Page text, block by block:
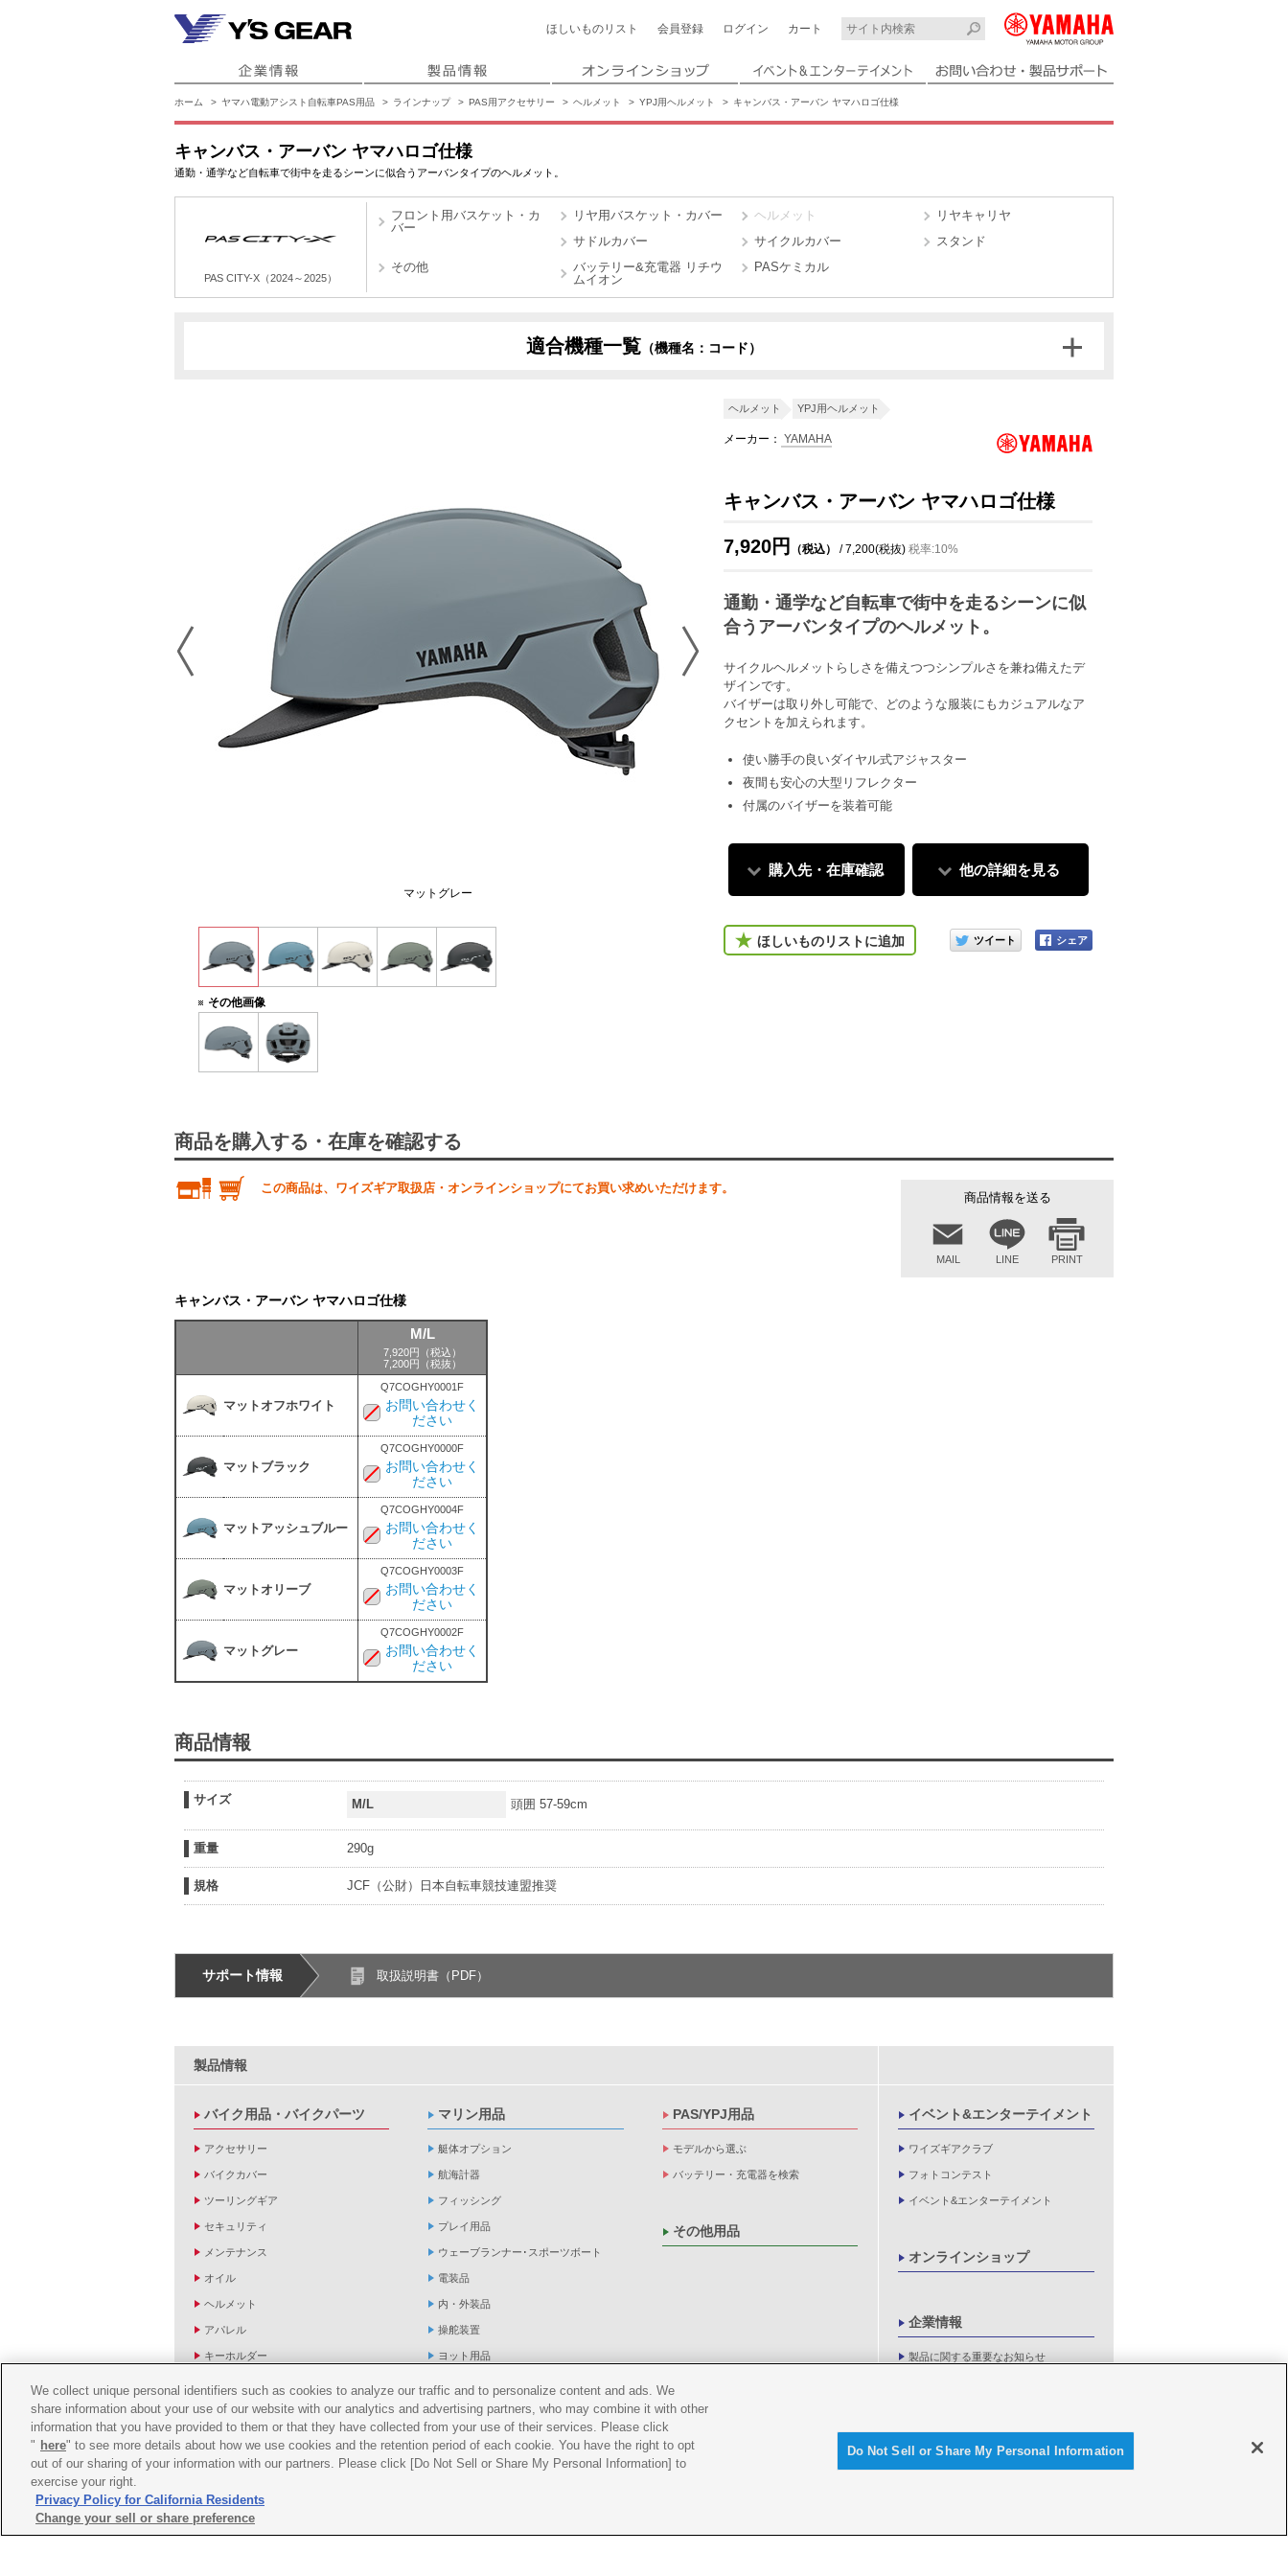
ほしいもの リスト 会員登録 ログイン カート
ホーム ヤマハ電動アシスト自転車PAS用品 ラインナップ PAS用アクセサリー ヘルメット YPJ用ヘルメット キャンバス・アーバン ヤマハロゴ仕様
キャンバス・アーバン ヤマハロゴ仕様
通勤・通学など自転車で街中を走るシーンに似合うアーバンタイプのヘルメット。
PAS CITY-X（2024～2025）
フロント用バスケット・カ
バー
リヤ用バスケット・カバー ヘルメット
リヤキャリヤ
サドルカバー
サイクルカバー
スタンド
その他
バッテリー&充電器 リチウ
ムイオン
PASケミカル
適合機種一覧 （機種名：コード）
ヘルメット YPJ用ヘルメット
メーカー： YAMAHA
キャンバス・アーバン ヤマハロゴ仕様
7,920円 （税込） / 7,200(税抜) 税率:10%
通勤・通学など自転車で街中を走るシーンに似
合うアーバンタイプのヘルメット。
サイクルヘルメットらしさを備えつつシンプルさを兼ね備えたデ
ザインです。
バイザーは取り外し可能で、どのような服装にもカジュアルなア
クセントを加えられます。
使い勝手の良いダイヤル式アジャスター
夜間も安心の大型リフレクター
付属のバイザーを装着可能
購入先・在庫確認 他の詳細を見る
ほしいものリストに追加
このアイテムをシェアする
マットグレー マットアッシュブルー
その他画像
商品を購入する・在庫を確認する
商品情報を送る
MAIL LINE PRINT
この商品は、ワイズギア取扱店・オンラインショップにてお買い求めいただけます。
キャンバス・アーバン ヤマハロゴ仕様
M/L
7,920円（税込）
7,200円（税抜）
マットオフホワイト
Q7COGHY0001F
お問い合わせく
ださい
マットブラック
Q7COGHY0000F
お問い合わせく
ださい
マットアッシュブルー
Q7COGHY0004F
お問い合わせく
ださい
マットオリーブ
Q7COGHY0003F
お問い合わせく
ださい
マットグレー
Q7COGHY0002F
お問い合わせく
ださい
商品情報
サイズ M/L 頭囲 57-59cm
重量 290g
規格 JCF（公財）日本自転車競技連盟推奨
サポート情報 取扱説明書（PDF）
製品情報
バイク用品・バイクパーツ
アクセサリー
バイクカバー
ツーリングギア
セキュリティ
メンテナンス
オイル
ヘルメット
アパレル
キーホルダー
バイク雑貨
YZF R1/R6レーシングキットパーツ
マリン用品
艇体オプション
航海計器
フィッシング
プレイ用品
ウェーブランナー･スポーツボート
電装品
内・外装品
操舵装置
ヨット用品
救命品・検査品
メンテナンス
アパレル
PAS/YPJ用品
モデルから選ぶ
バッテリー・充電器を検索
その他用品
イベント&エンターテイメント
ワイズギアクラブ
フォトコンテスト
イベント&エンターテイメント
オンラインショップ
企業情報
製品に関する重要なお知らせ
We collect unique personal identifiers such as cookies to analyze our traffic and to personalize content and ads. We
share information about your use of our website with our analytics and advertising partners, who may combine it with other
information that you have provided to them or that they have collected from your use of their services. Please click
" here" to see more details about how we use cookies and the retention period of each cookie. You have the right to opt
out of our sharing of your information with our partners. Please click [Do Not Sell or Share My Personal Information] to
exercise your right.
Privacy Policy for California Residents
Change your sell or share preference
Do Not Sell or Share My Personal Information